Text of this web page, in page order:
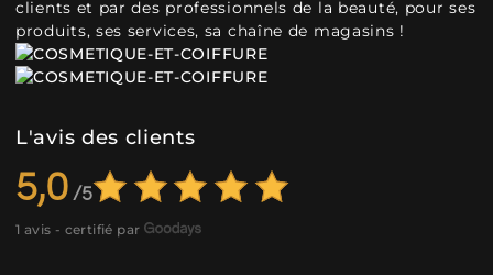
clients et par des professionnels de la beauté, pour ses
produits, ses services, sa chaîne de magasins !
L'avis des clients
5,0
1 avis - certifié par